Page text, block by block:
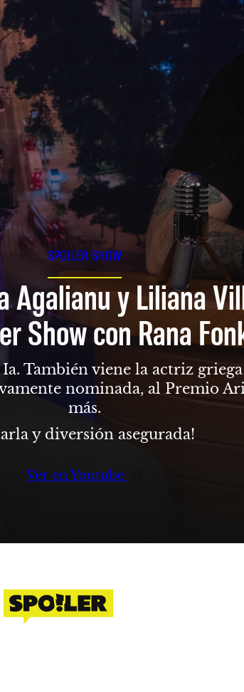
SPOILER SHOW
Agalianu y Liliana
Show con Rana
También viene la actriz
nominada, al Premio
más.
y diversión asegurada!
Ver en Youtube